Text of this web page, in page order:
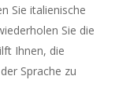
Sie italienische
Sie die
Ihnen, die
Sprache zu